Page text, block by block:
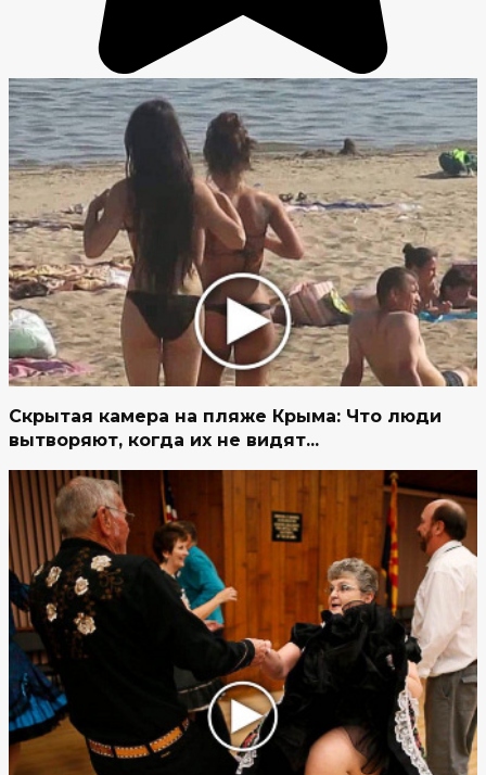
Скрытая камера на пляже Крыма: Что люди
вытворяют, когда их не видят...